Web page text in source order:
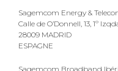
Sagemcom Energy &
Calle de O’Donnell, 13, 1º
28009 MADRID
ESPAGNE
Sagemcom Broadband